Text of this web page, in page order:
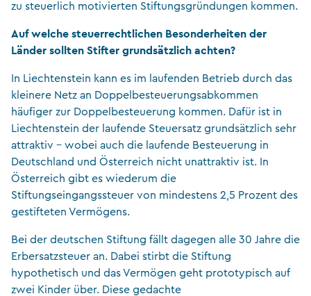
zu steuerlich motivierten Stiftungsgründungen kommen.
Auf welche steuerrechtlichen Besonderheiten der
Länder sollten Stifter grundsätzlich achten?
In Liechtenstein kann es im laufenden Betrieb durch das
kleinere Netz an Doppelbesteuerungsabkommen
häufiger zur Doppelbesteuerung kommen. Dafür ist in
Liechtenstein der laufende Steuersatz grundsätzlich sehr
attraktiv – wobei auch die laufende Besteuerung in
Deutschland und Österreich nicht unattraktiv ist. In
Österreich gibt es wiederum die
Stiftungseingangssteuer von mindestens 2,5 Prozent des
gestifteten Vermögens.
Bei der deutschen Stiftung fällt dagegen alle 30 Jahre die
Erbersatzsteuer an. Dabei stirbt die Stiftung
hypothetisch und das Vermögen geht prototypisch auf
zwei Kinder über. Diese gedachte